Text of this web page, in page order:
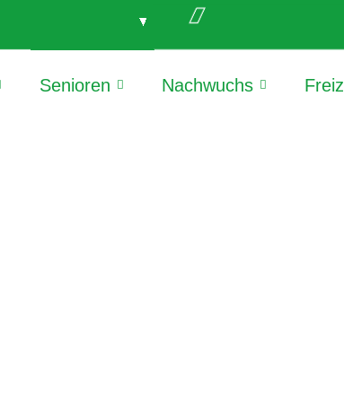
Senioren Nachwuchs